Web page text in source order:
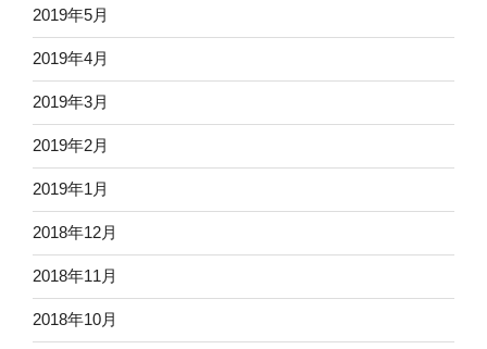
2019年5月
2019年4月
2019年3月
2019年2月
2019年1月
2018年12月
2018年11月
2018年10月